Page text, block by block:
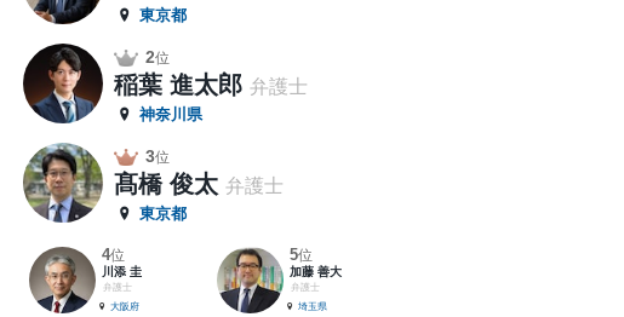
東京都
2位
稲葉 進太郎 弁護士
神奈川県
3位
髙橋 俊太 弁護士
東京都
4位
川添 圭
弁護士
大阪府
5位
加藤 善大
弁護士
埼玉県